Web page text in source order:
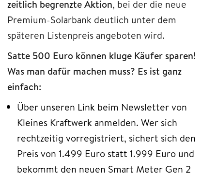
zeitlich begrenzte Aktion, bei der die neue
Premium-Solarbank deutlich unter dem
späteren Listenpreis angeboten wird.
Satte 500 Euro können kluge Käufer sparen!
Was man dafür machen muss? Es ist ganz
einfach:
Über unseren Link beim Newsletter von
Kleines Kraftwerk anmelden. Wer sich
rechtzeitig vorregistriert, sichert sich den
Preis von 1.499 Euro statt 1.999 Euro und
bekommt den neuen Smart Meter Gen 2